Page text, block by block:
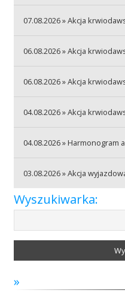
Akcje wyjazdowe
Szkolenia
07.08.2026 » Akcja
06.08.2026 » Akcja
06.08.2026 » Akcja
04.08.2026 » Akcja
04.08.2026 » Harmonogram
03.08.2026 » Akcja
Wyszukiwarka:
»